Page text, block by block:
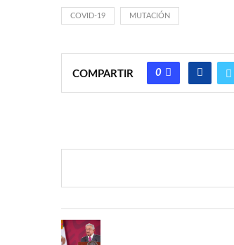
COVID-19 MUTACIÓN
COMPARTIR 0